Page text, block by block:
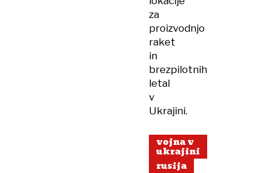
za
proizvodnjo
raket
in
brezpilotnih
letal
v
Ukrajini.
vojna v
ukrajini
rusija